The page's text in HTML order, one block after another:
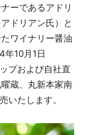
ーであるアドリ
ドリアン氏）と
ワイナリー醤油
年10月1日
プおよび自社直
蔵、丸新本家南
いたします。